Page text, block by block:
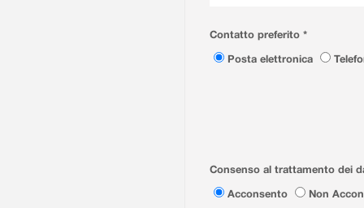
Contatto preferito *
Posta elettronica
Consenso al trattamento dei
Acconsento
Non